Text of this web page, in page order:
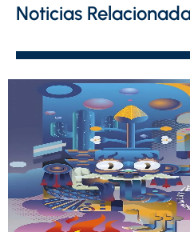
Noticias